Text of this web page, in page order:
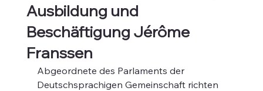
Ausbildung und
Beschäftigung Jérôme
Franssen
Abgeordnete des Parlaments der
Deutschsprachigen Gemeinschaft richten